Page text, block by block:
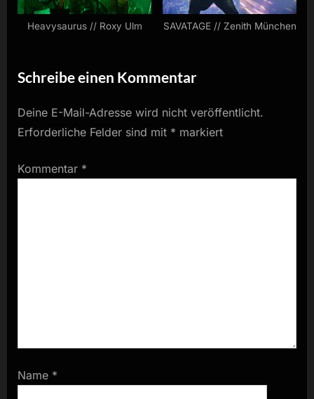
Heavysaurus // Roxy Ulm SAVATAGE // Zenith München
Schreibe einen Kommentar
Deine E-Mail-Adresse wird nicht veröffentlicht.
Erforderliche Felder sind mit * markiert
Kommentar *
Name *